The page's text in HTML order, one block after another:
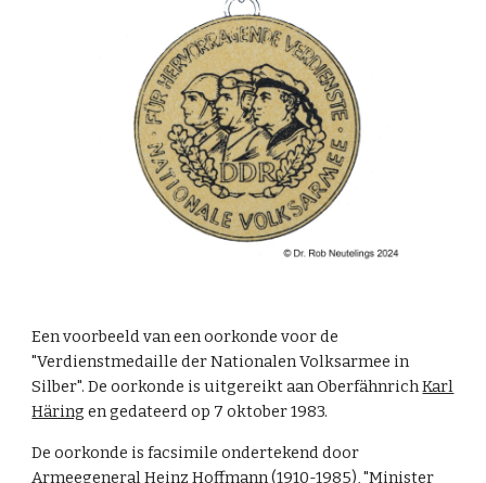
Een voorbeeld van een oorkonde voor de
"Verdienstmedaille der Nationalen Volksarmee in
Silber". De oorkonde is uitgereikt aanOberfähnrichKarl
Häring en gedateerd op 7 oktober 1983.
De oorkonde is facsimile ondertekend door
ArmeegeneralHeinz Hoffmann (1910-1985), "Minister